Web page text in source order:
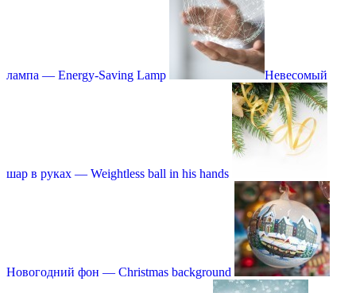
лампа — Energy-Saving Lamp Невесомый
шар в руках — Weightless ball in his hands
Новогодний фон — Christmas background